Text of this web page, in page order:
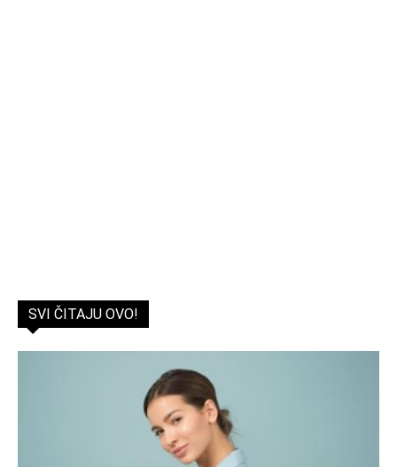
SVI ČITAJU OVO!